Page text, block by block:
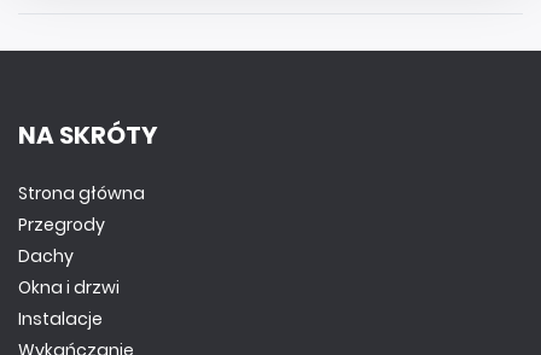
NA SKRÓTY
Strona główna
Przegrody
Dachy
Okna i drzwi
Instalacje
Wykańczanie